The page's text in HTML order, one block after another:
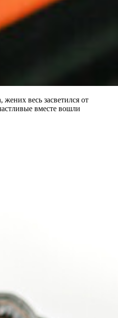
жених весь засветился от
вместе вошли